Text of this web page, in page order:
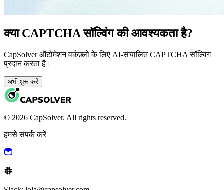
क्या CAPTCHA सॉल्विंग की आवश्यकता है?
CapSolver ऑटोमेशन वर्कफ़्लो के लिए AI-संचालित CAPTCHA सॉल्विंग
प्रदान करता है।
अभी शुरू करें
© 2026 CapSolver. All rights reserved.
हमसे संपर्क करें